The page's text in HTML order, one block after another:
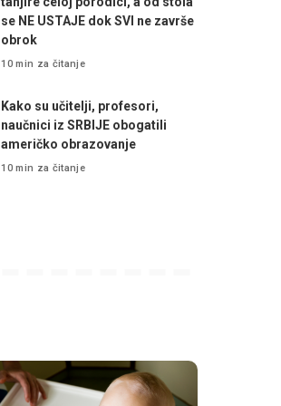
se NE USTAJE dok SVI ne završe
obrok
10 min za čitanje
Kako su učitelji, profesori,
naučnici iz SRBIJE obogatili
američko obrazovanje
10 min za čitanje